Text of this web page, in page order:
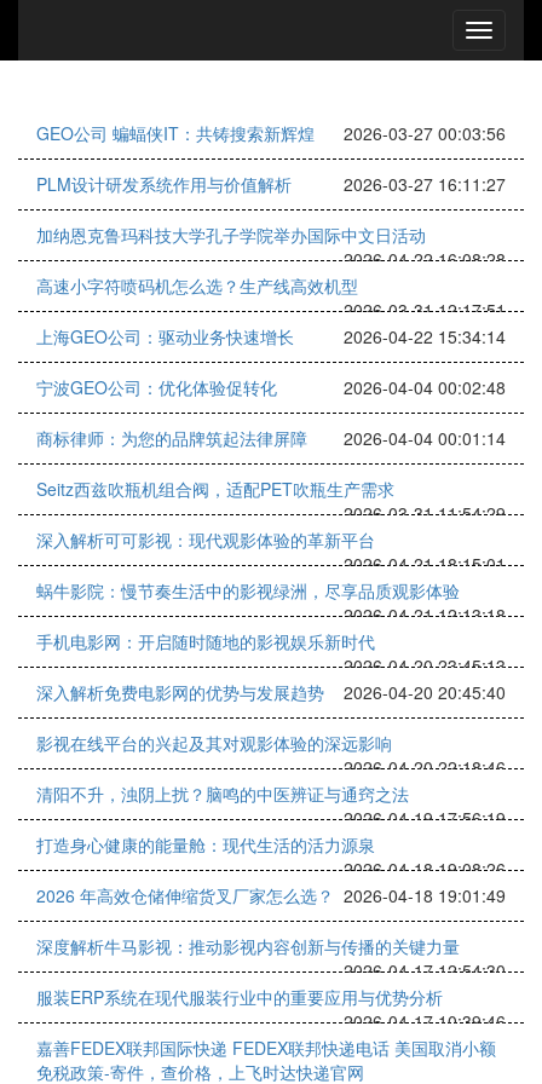
GEO公司 蝙蝠侠IT：共铸搜索新辉煌 2026-03-27 00:03:56
PLM设计研发系统作用与价值解析 2026-03-27 16:11:27
加纳恩克鲁玛科技大学孔子学院举办国际中文日活动
2026-04-22 16:08:28
高速小字符喷码机怎么选？生产线高效机型
2026-03-31 12:17:51
上海GEO公司：驱动业务快速增长
2026-04-22 15:34:14
宁波GEO公司：优化体验促转化 2026-04-04 00:02:48
商标律师：为您的品牌筑起法律屏障 2026-04-04 00:01:14
Seitz西兹吹瓶机组合阀，适配PET吹瓶生产需求
2026-03-31 11:54:29
深入解析可可影视：现代观影体验的革新平台
2026-04-21 18:15:01
蜗牛影院：慢节奏生活中的影视绿洲，尽享品质观影体验
2026-04-21 12:13:18
手机电影网：开启随时随地的影视娱乐新时代
2026-04-20 23:45:13
深入解析免费电影网的优势与发展趋势
2026-04-20 20:45:40
影视在线平台的兴起及其对观影体验的深远影响
2026-04-20 22:18:46
清阳不升，浊阴上扰？脑鸣的中医辨证与通窍之法
2026-04-19 17:56:19
打造身心健康的能量舱：现代生活的活力源泉
2026-04-18 19:08:26
2026 年高效仓储伸缩货叉厂家怎么选？ 2026-04-18 19:01:49
深度解析牛马影视：推动影视内容创新与传播的关键力量
2026-04-17 12:54:30
服装ERP系统在现代服装行业中的重要应用与优势分析
2026-04-17 10:39:46
嘉善FEDEX联邦国际快递 FEDEX联邦快递电话 美国取消小额
免税政策-寄件，查价格，上飞时达快递官网